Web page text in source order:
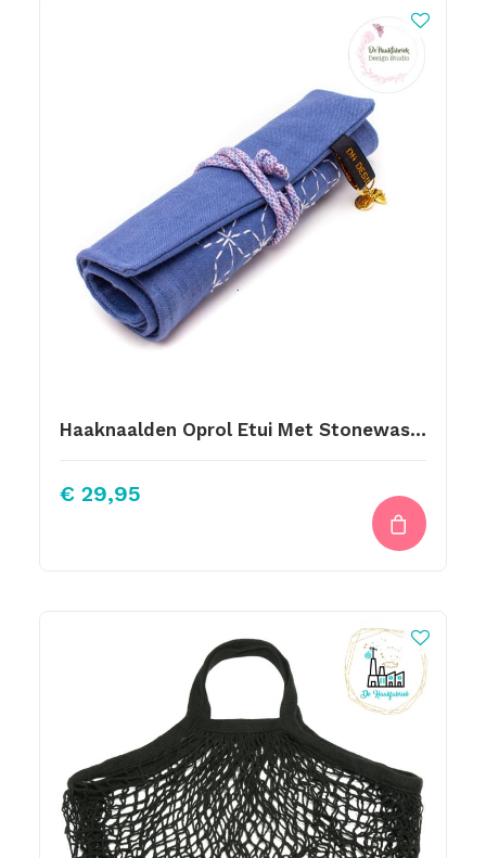
Haaknaalden Oprol Etui Met Stonewashed Linnen En Borduurwerk
€ 29,95